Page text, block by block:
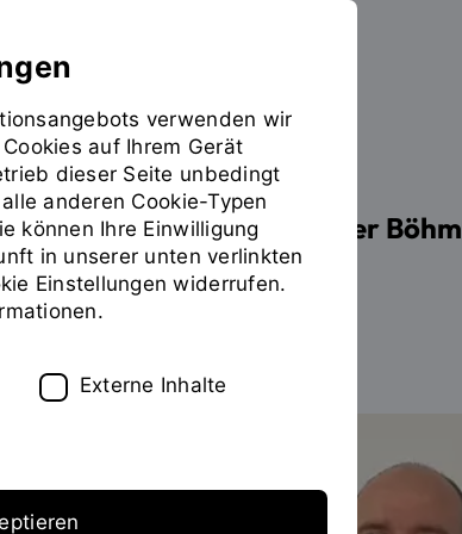
PERSONEN
Prof. Dr.-Ing. habil. Valter Böhm
verwenden wir
auf Ihrem Gerät
dieser Seite unbedingt
anderen Cookie-Typen
können Ihre Einwilligung
in unserer unten verlinkten
Einstellungen widerrufen.
Externe Inhalte